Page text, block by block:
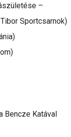
–
Sportcsarnok)
Bencze Katával